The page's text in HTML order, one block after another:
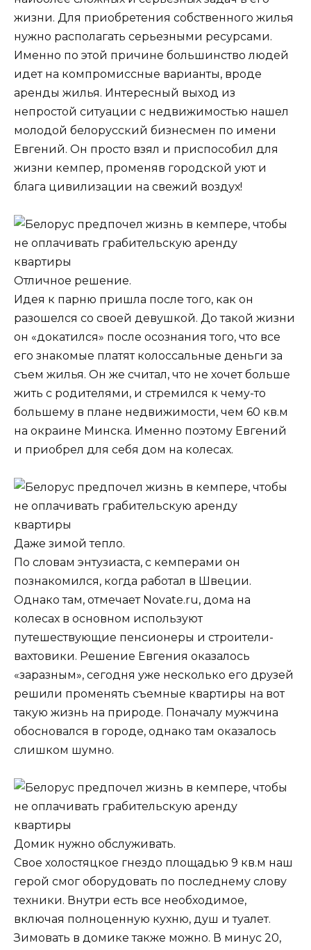
жизни. Для приобретения собственного жилья
нужно располагать серьезными ресурсами.
Именно по этой причине большинство людей
идет на компромиссные варианты, вроде
аренды жилья. Интересный выход из
непростой ситуации с недвижимостью нашел
молодой белорусский бизнесмен по имени
Евгений. Он просто взял и приспособил для
жизни кемпер, променяв городской уют и
блага цивилизации на свежий воздух!
Отличное решение.
Идея к парню пришла после того, как он
разошелся со своей девушкой. До такой жизни
он «докатился» после осознания того, что все
его знакомые платят колоссальные деньги за
съем жилья. Он же считал, что не хочет больше
жить с родителями, и стремился к чему-то
большему в плане недвижимости, чем 60 кв.м
на окраине Минска. Именно поэтому Евгений
и приобрел для себя дом на колесах.
Даже зимой тепло.
По словам энтузиаста, с кемперами он
познакомился, когда работал в Швеции.
Однако там, отмечает Novate.ru, дома на
колесах в основном используют
путешествующие пенсионеры и строители-
вахтовики. Решение Евгения оказалось
«заразным», сегодня уже несколько его друзей
решили променять съемные квартиры на вот
такую жизнь на природе. Поначалу мужчина
обосновался в городе, однако там оказалось
слишком шумно.
Домик нужно обслуживать.
Свое холостяцкое гнездо площадью 9 кв.м наш
герой смог оборудовать по последнему слову
техники. Внутри есть все необходимое,
включая полноценную кухню, душ и туалет.
Зимовать в домике также можно. В минус 20,